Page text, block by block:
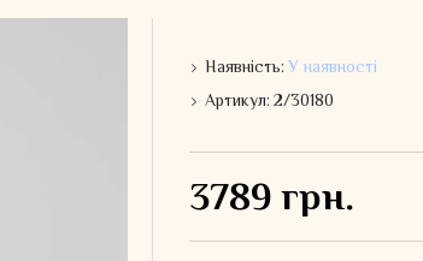
Наявність:У наявності
Артикул:2/30180
3789 грн.